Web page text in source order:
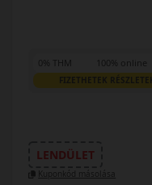
0% THM 100% online
FIZETHETEK
LENDÜLET
Kuponkód másolása